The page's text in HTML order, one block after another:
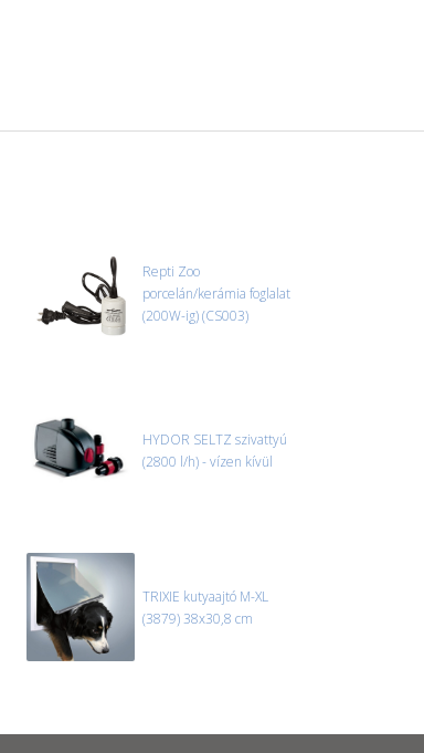
vállalni, ha a jegyzőkönyv elkészült,
Repti Zoo
porcelán/kerámia foglalat
(200W-ig) (CS003)
HYDOR SELTZ szivattyú
(2800 l/h) - vízen kívül
TRIXIE kutyaajtó M-XL
(3879) 38x30,8 cm